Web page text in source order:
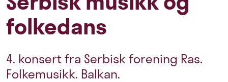
folkedans
4. konsert fra Serbisk forening Ras.
Folkemusikk. Balkan.